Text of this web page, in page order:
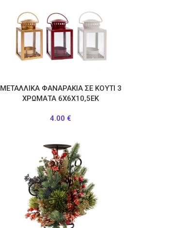
ΜΕΤΑΛΛΙΚΑ ΦΑΝΑΡΑΚΙΑ ΣΕ ΚΟΥΤΙ 3
ΧΡΩΜΑΤΑ 6Χ6Χ10,5ΕΚ
4.00€